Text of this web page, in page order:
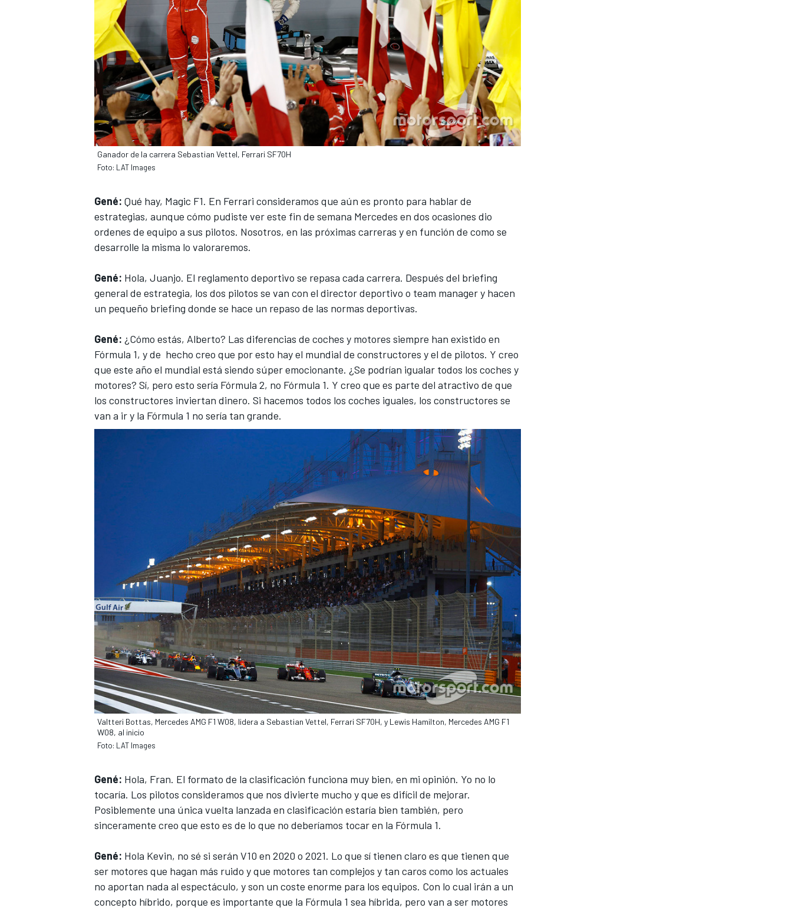
MÁS CATEGORÍAS
Ganador de la carrera Sebastian Vettel, Ferrari SF70H
Foto: LAT Images
Gené: Qué hay, Magic F1. En Ferrari consideramos que aún es pronto para hablar de
estrategias, aunque cómo pudiste ver este fin de semana Mercedes en dos ocasiones dio
ordenes de equipo a sus pilotos. Nosotros, en las próximas carreras y en función de como se
desarrolle la misma lo valoraremos.
Gené: Hola, Juanjo. El reglamento deportivo se repasa cada carrera. Después del briefing
general de estrategia, los dos pilotos se van con el director deportivo o team manager y hacen
un pequeño briefing donde se hace un repaso de las normas deportivas.
Gené: ¿Cómo estás, Alberto? Las diferencias de coches y motores siempre han existido en
Fórmula 1, y de hecho creo que por esto hay el mundial de constructores y el de pilotos. Y creo
que este año el mundial está siendo súper emocionante. ¿Se podrían igualar todos los coches y
motores? Sí, pero esto sería Fórmula 2, no Fórmula 1. Y creo que es parte del atractivo de que
los constructores inviertan dinero. Si hacemos todos los coches iguales, los constructores se
van a ir y la Fórmula 1 no sería tan grande.
Valtteri Bottas, Mercedes AMG F1 W08, lidera a Sebastian Vettel, Ferrari SF70H, y Lewis Hamilton, Mercedes AMG F1
W08, al inicio
Foto: LAT Images
Gené: Hola, Fran. El formato de la clasificación funciona muy bien, en mi opinión. Yo no lo
tocaría. Los pilotos consideramos que nos divierte mucho y que es difícil de mejorar.
Posiblemente una única vuelta lanzada en clasificación estaría bien también, pero
sinceramente creo que esto es de lo que no deberíamos tocar en la Fórmula 1.
Gené: Hola Kevin, no sé si serán V10 en 2020 o 2021. Lo que sí tienen claro es que tienen que
ser motores que hagan más ruido y que motores tan complejos y tan caros como los actuales
no aportan nada al espectáculo, y son un coste enorme para los equipos. Con lo cual irán a un
concepto híbrido, porque es importante que la Fórmula 1 sea híbrida, pero van a ser motores